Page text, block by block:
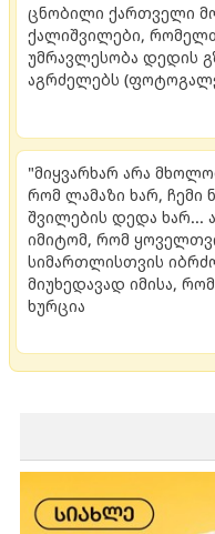
ცნობილი ქართველი
ქალიშვილები,
უმრავლესობა დედის
აგრძელებს
"მიყვარხარ არა
რომ ლამაზი ხარ, ჩემი
შვილების დედა ხარ...
იმიტომ, რომ
სიმართლისთვის
მიუხედავად იმისა,
ხურცია